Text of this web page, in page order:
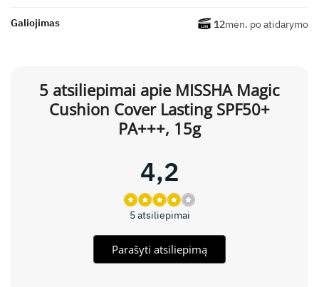
Galiojimas 12mėn. po atidarymo
5 atsiliepimai apie MISSHA Magic
Cushion Cover Lasting SPF50+
PA+++, 15g
4,2
5 atsiliepimai
Parašyti atsiliepimą